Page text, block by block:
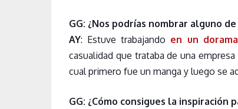
GG: ¿Nos podrías nombrar alguno
AY: Estuve trabajando en un
casualidad que trataba de una
cual primero fue un manga y luego se
GG: ¿Cómo consigues la inspiración